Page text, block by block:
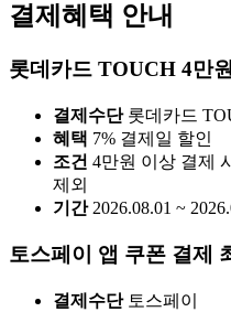
결제혜택 안내
롯데카드 TOUCH 4만
결제수단 롯데카드
혜택 7% 결제일 할인
조건 4만원 이상 결제
제외
기간 2026.08.01 ~
토스페이 앱 쿠폰 결제
결제수단 토스페이